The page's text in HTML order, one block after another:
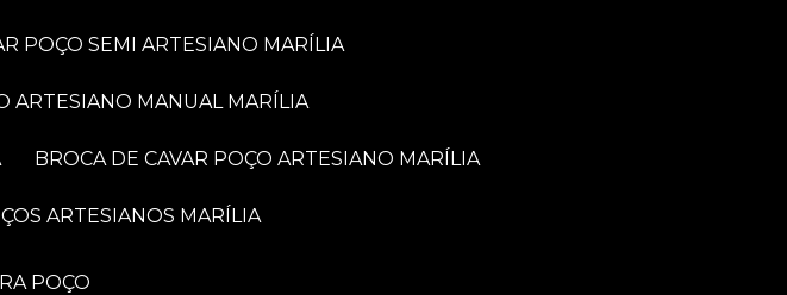
POÇO SEMI ARTESIANO MARÍLIA
ARTESIANO MANUAL MARÍLIA
BROCA DE CAVAR POÇO ARTESIANO MARÍLIA
ARTESIANOS MARÍLIA
POÇO